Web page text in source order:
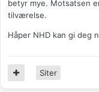
betyr mye. Motsatsen
tilværelse.
Håper NHD kan gi deg
Siter